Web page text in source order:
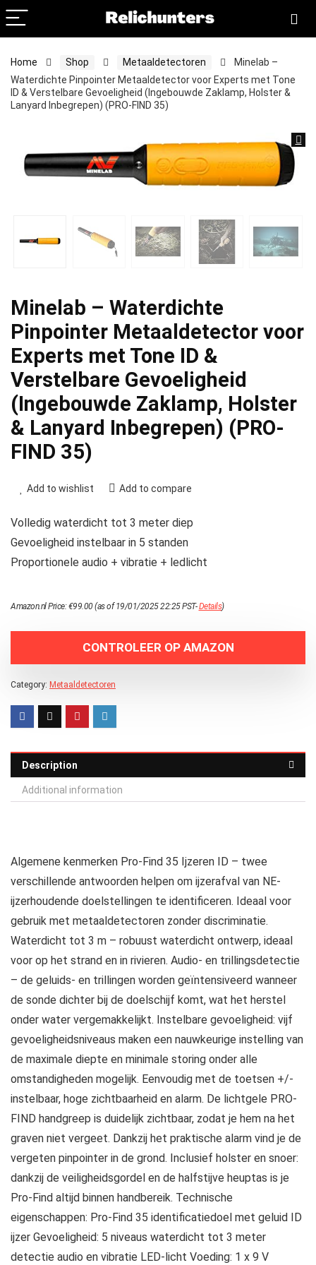
Home Shop Metaaldetectoren
Minelab –
Waterdichte Pinpointer Metaaldetector voor Experts met Tone
ID & Verstelbare Gevoeligheid (Ingebouwde Zaklamp, Holster &
Lanyard Inbegrepen) (PRO-FIND 35)
Minelab – Waterdichte
Pinpointer Metaaldetector voor
Experts met Tone ID &
Verstelbare Gevoeligheid
(Ingebouwde Zaklamp, Holster
& Lanyard Inbegrepen) (PRO-
FIND 35)
Add to wishlist Add to compare
Volledig waterdicht tot 3 meter diep
Gevoeligheid instelbaar in 5 standen
Proportionele audio + vibratie + ledlicht
Amazon.nl Price:€99.00(as of 19/01/2025 22:25 PST-Details)
CONTROLEER OP AMAZON
Category: Metaaldetectoren
Description
Additional information
Algemene kenmerken Pro-Find 35 Ijzeren ID – twee
verschillende antwoorden helpen om ijzerafval van NE-
ijzerhoudende doelstellingen te identificeren. Ideaal voor
gebruik met metaaldetectoren zonder discriminatie.
Waterdicht tot 3 m – robuust waterdicht ontwerp, ideaal
voor op het strand en in rivieren. Audio- en trillingsdetectie
– de geluids- en trillingen worden geïntensiveerd wanneer
de sonde dichter bij de doelschijf komt, wat het herstel
onder water vergemakkelijkt. Instelbare gevoeligheid: vijf
gevoeligheidsniveaus maken een nauwkeurige instelling van
de maximale diepte en minimale storing onder alle
omstandigheden mogelijk. Eenvoudig met de toetsen +/-
instelbaar, hoge zichtbaarheid en alarm. De lichtgele PRO-
FIND handgreep is duidelijk zichtbaar, zodat je hem na het
graven niet vergeet. Dankzij het praktische alarm vind je de
vergeten pinpointer in de grond. Inclusief holster en snoer:
dankzij de veiligheidsgordel en de halfstijve heuptas is je
Pro-Find altijd binnen handbereik. Technische
eigenschappen: Pro-Find 35 identificatiedoel met geluid ID
ijzer Gevoeligheid: 5 niveaus waterdicht tot 3 meter
detectie audio en vibratie LED-licht Voeding: 1 x 9 V